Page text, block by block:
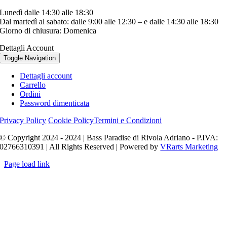
Lunedì dalle 14:30 alle 18:30
Dal martedì al sabato: dalle 9:00 alle 12:30 – e dalle 14:30 alle 18:30
Giorno di chiusura: Domenica
Dettagli Account
Toggle Navigation
Dettagli account
Carrello
Ordini
Password dimenticata
Privacy Policy Cookie PolicyTermini e Condizioni
© Copyright 2024 - 2024 | Bass Paradise di Rivola Adriano - P.IVA:
02766310391 | All Rights Reserved | Powered byVRarts Marketing
Page load link